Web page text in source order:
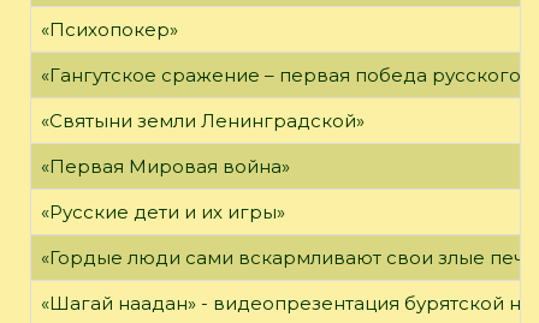
«Психопокер»
«Гангутское сражение – первая победа русского
«Святыни земли Ленинградской»
«Первая Мировая война»
«Русские дети и их игры»
«Гордые люди сами вскармливают свои злые
«Шагай наадан» - видеопрезентация бурятской